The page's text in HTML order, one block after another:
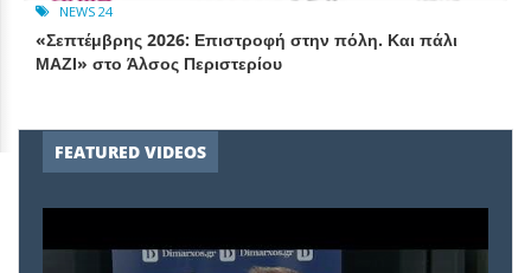
NEWS 24
«Σεπτέμβρης 2026: Επιστροφή στην πόλη. Και πάλι
ΜΑΖΙ» στο Άλσος Περιστερίου
FEATURED VIDEOS